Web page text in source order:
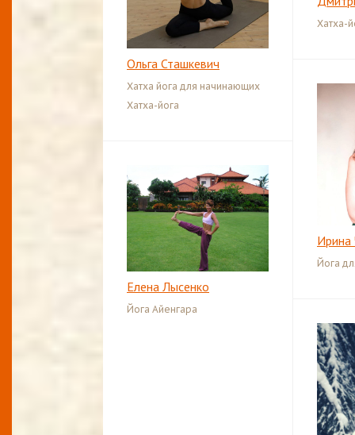
Ольга Сташкевич
Хатха йога для начинающих
Хатха-йога
Хатха-
Ирина
Йога
Елена Лысенко
Йога Айенгара